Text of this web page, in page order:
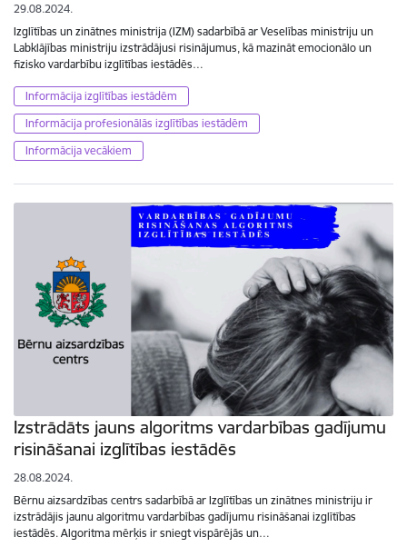
29.08.2024.
Izglītības un zinātnes ministrija (IZM) sadarbībā ar Veselības ministriju un
Labklājības ministriju izstrādājusi risinājumus, kā mazināt emocionālo un
fizisko vardarbību izglītības iestādēs…
Informācija izglītības iestādēm
Informācija profesionālās izglītības iestādēm
Informācija vecākiem
Izstrādāts jauns algoritms vardarbības gadījumu
risināšanai izglītības iestādēs
28.08.2024.
Bērnu aizsardzības centrs sadarbībā ar Izglītības un zinātnes ministriju ir
izstrādājis jaunu algoritmu vardarbības gadījumu risināšanai izglītības
iestādēs. Algoritma mērķis ir sniegt vispārējās un…